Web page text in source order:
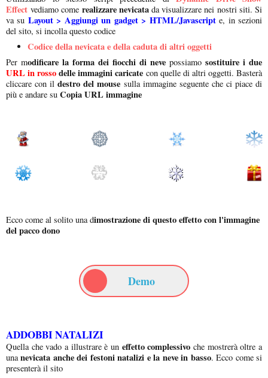
Effect vediamo come realizzare nevicatada visualizzare nei nostri siti. Si
va su Layout > Aggiungi un gadget > HTML/Javascripte, in sezioni
del sito, si incolla questo codice
Codice della nevicata e della caduta di altri oggetti
Per modificare la forma dei fiocchi di neve possiamo sostituire i due
URL in rossodelle immagini caricate con quelle di altri oggetti. Basterà
cliccare con ildestro del mouse sulla immagine seguente che ci piace di
più e andare su Copia URL immagine
Ecco come al solito una dimostrazione di questo effetto con l'immagine
del pacco dono
Demo
ADDOBBI NATALIZI
Quella che vado a illustrare è un effetto complessivoche mostrerà oltre a
unanevicata anche dei festoni natalizi e la neve in basso. Ecco come si
presenterà il sito